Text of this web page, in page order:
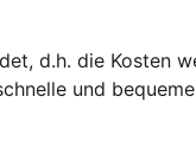
d.h. die Kosten
und